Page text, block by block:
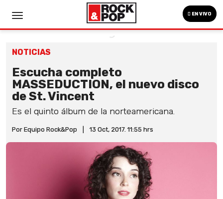
EN VIVO
NOTICIAS
Escucha completo
MASSEDUCTION, el nuevo disco
de St. Vincent
Es el quinto álbum de la norteamericana.
Por Equipo Rock&Pop 13 Oct, 2017. 11:55 hrs